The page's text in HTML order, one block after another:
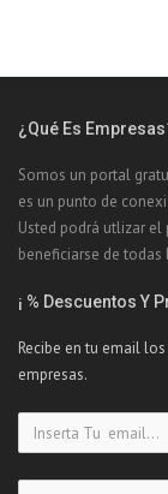
¿Qué Es
Somos un portal
es un punto de
Usted podrá utlizar
beneficiarse de
¡ % Descuentos Y
Recibe en tu email
empresas.